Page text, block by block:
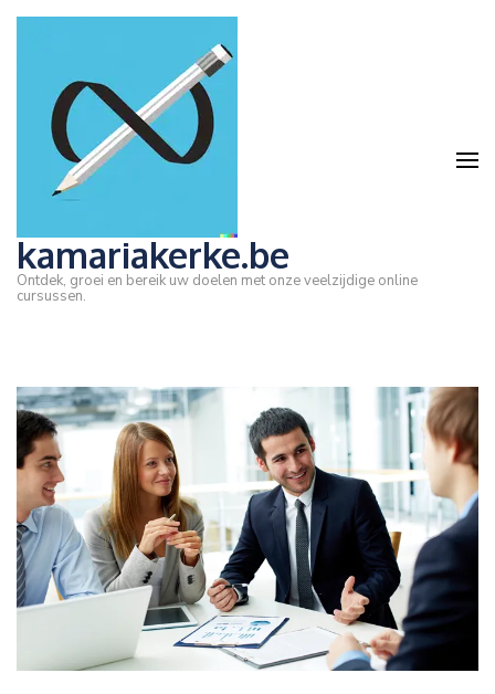
Ga
Enter)
kamariakerke.be
Ontdek, groei en bereik uw doelen met onze veelzijdige online
cursussen.